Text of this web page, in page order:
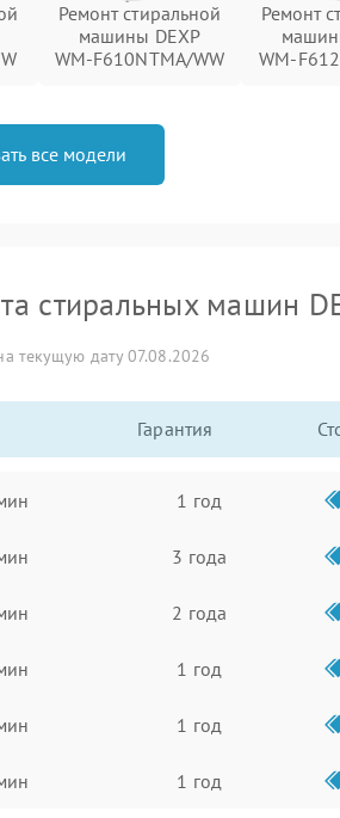
Ремонт стиральной
машины DEXP
WM‑F610NTMA/WW
Ремонт
все модели
стиральных машин
текущую дату 07.08.2026
Гарантия
1 год
3 года
2 года
1 год
1 год
1 год